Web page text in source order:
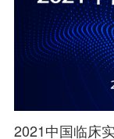
2021中国临床